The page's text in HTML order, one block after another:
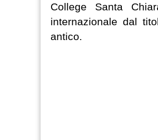
College Santa
internazionale dal
antico.